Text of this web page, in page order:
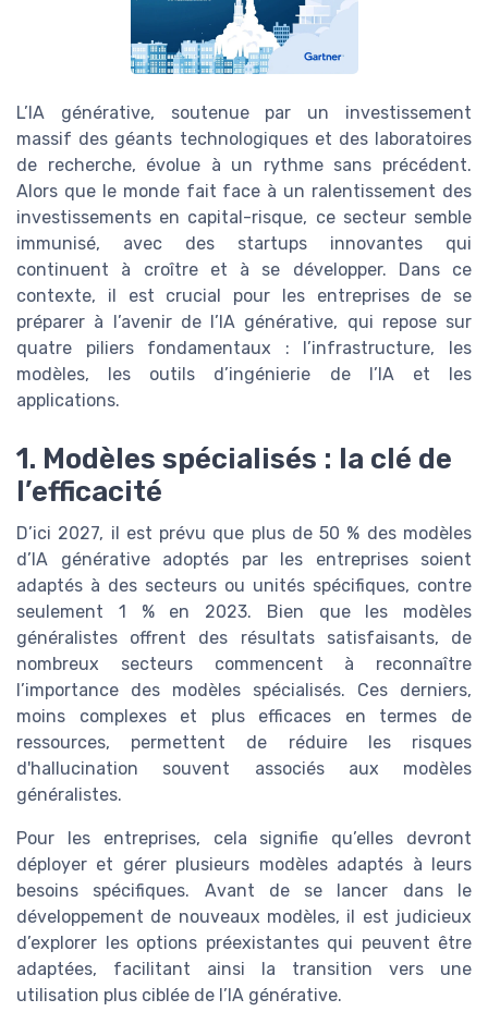
L’IA générative, soutenue par un investissement
massif des géants technologiques et des laboratoires
de recherche, évolue à un rythme sans précédent.
Alors que le monde fait face à un ralentissement des
investissements en capital-risque, ce secteur semble
immunisé, avec des startups innovantes qui
continuent à croître et à se développer. Dans ce
contexte, il est crucial pour les entreprises de se
préparer à l’avenir de l’IA générative, qui repose sur
quatre piliers fondamentaux : l’infrastructure, les
modèles, les outils d’ingénierie de l’IA et les
applications.
1. Modèles spécialisés : la clé de
l’efficacité
D’ici 2027, il est prévu que plus de 50 % des modèles
d’IA générative adoptés par les entreprises soient
adaptés à des secteurs ou unités spécifiques, contre
seulement 1 % en 2023. Bien que les modèles
généralistes offrent des résultats satisfaisants, de
nombreux secteurs commencent à reconnaître
l’importance des modèles spécialisés. Ces derniers,
moins complexes et plus efficaces en termes de
ressources, permettent de réduire les risques
d'hallucination souvent associés aux modèles
généralistes.
Pour les entreprises, cela signifie qu’elles devront
déployer et gérer plusieurs modèles adaptés à leurs
besoins spécifiques. Avant de se lancer dans le
développement de nouveaux modèles, il est judicieux
d’explorer les options préexistantes qui peuvent être
adaptées, facilitant ainsi la transition vers une
utilisation plus ciblée de l’IA générative.